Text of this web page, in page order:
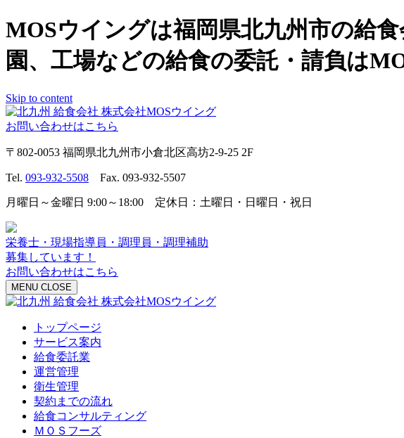
MOSウイングは福岡県北九州市の給
園、工場などの給食の委託・請負は
Skip to content
お問い合わせはこちら
〒802-0053 福岡県北九州市小倉北区高坊2-9-25 2F
Tel. 093-932-5508 Fax. 093-932-5507
月曜日～金曜日 9:00～18:00 定休日：土曜日・日曜日・祝日
栄養士・現場指導員・調理員・調理補助
募集しています！
お問い合わせはこちら
MENU CLOSE
トップページ
サービス案内
給食委託業
運営管理
衛生管理
契約までの流れ
給食コンサルティング
ＭＯＳフーズ